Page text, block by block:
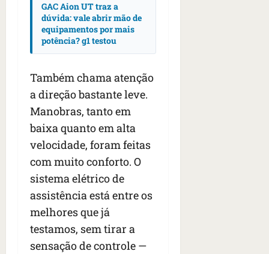
GAC Aion UT traz a
dúvida: vale abrir mão de
equipamentos por mais
potência? g1 testou
Também chama atenção
a direção bastante leve.
Manobras, tanto em
baixa quanto em alta
velocidade, foram feitas
com muito conforto. O
sistema elétrico de
assistência está entre os
melhores que já
testamos, sem tirar a
sensação de controle —